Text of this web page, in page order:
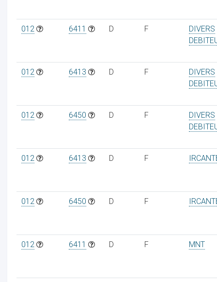
012 6411 D F
DIVERS
012 6413 D F
DIVERS
012 6450 D F
DIVERS
012 6413 D F
012 6450 D F
012 6411 D F MNT